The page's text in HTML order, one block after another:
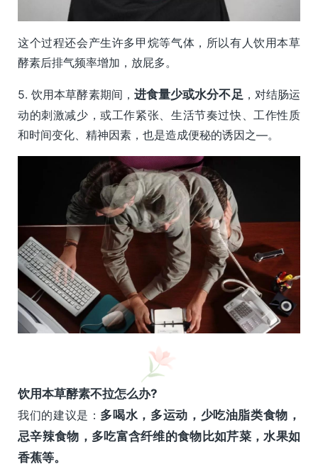
这个过程还会产生许多甲烷等气体，所以有人饮用本草
酵素后排气频率增加，放屁多。
5. 饮用本草酵素期间， 进食量少或水分不足 ，对结肠运
动的刺激减少，或工作紧张、生活节奏过快、工作性质
和时间变化、精神因素，也是造成便秘的诱因之—。
饮用本草酵素不拉怎么办?
我们的建议是： 多喝水，多运动，少吃油脂类食物，
忌辛辣食物，多吃富含纤维的食物比如芹菜，水果如
香蕉等。